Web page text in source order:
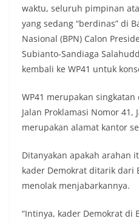
waktu, seluruh pimpinan
yang sedang “berdinas” di
Nasional (BPN) Calon
Subianto-Sandiaga
kembali ke WP41 untuk
WP41 merupakan
Jalan Proklamasi Nomor 41,
merupakan alamat kantor
Ditanyakan apakah arahan
kader Demokrat ditarik dari
menolak menjabarkannya.
“Intinya, kader Demokrat di